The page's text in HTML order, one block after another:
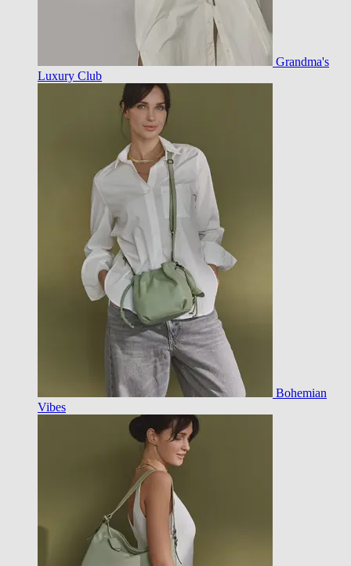
Grandma's
Luxury Club
Bohemian
Vibes